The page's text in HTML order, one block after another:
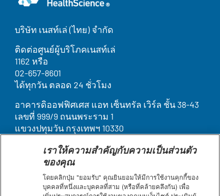
บริษัท เนสท์เล่ (ไทย) จำกัด
ติดต่อศูนย์ผู้บริโภคเนสท์เล่
1162 หรือ
02-657-8601
ได้ทุกวัน ตลอด 24 ชั่วโมง
อาคารดิออฟฟิศเศส แอท เซ็นทรัล เวิร์ล ชั้น 38-43
เลขที่ 999/9 ถนนพระราม 1
แขวงปทุมวัน กรุงเทพฯ 10330
บุคคลากรของเรา
ประกาศเกี่ยวกับคุกกี้
เราให้ความสำคัญกับความเป็นส่วนตัว
ของคุณ
โดยคลิกปุ่ม "ยอมรับ" คุณยินยอมให้มีการใช้งานคุกกี้ของ
บุคคลที่หนึ่งและบุคคลที่สาม (หรือที่คล้ายคลึงกัน) เพื่อ